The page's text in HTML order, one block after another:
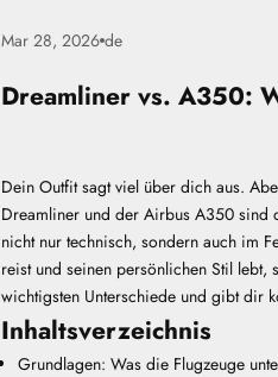
Mar 28, 2026 de
Dreamliner vs. A350:
Dein Outfit sagt viel über dich aus.
Dreamliner und der Airbus A350 sind
nicht nur technisch, sondern auch im
reist und seinen persönlichen Stil
wichtigsten Unterschiede und gibt dir
Inhaltsverzeichnis
Grundlagen: Was die Flugzeuge